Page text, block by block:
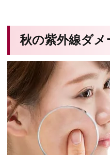
秋の紫外線ダメ